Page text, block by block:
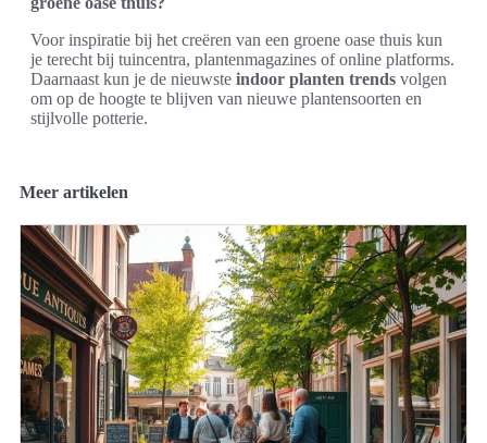
Voor inspiratie bij het creëren van een groene oase thuis kun
je terecht bij tuincentra, plantenmagazines of online platforms.
Daarnaast kun je de nieuwste indoor planten trends volgen
om op de hoogte te blijven van nieuwe plantensoorten en
stijlvolle potterie.
Meer artikelen